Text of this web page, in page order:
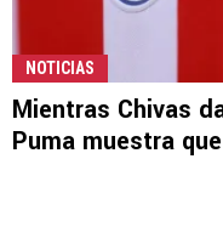
NOTICIAS
Mientras Chivas
Puma muestra